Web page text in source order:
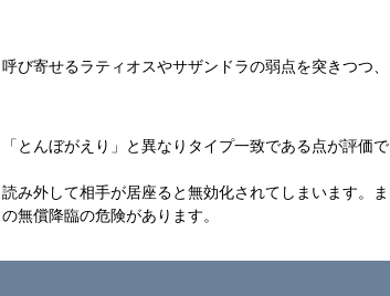
び寄せるラティオスやサザンドラの弱点を突きつつ、
とんぼがえり」と異なりタイプ一致である点が評価で
み外して相手が居座ると無効化されてしまいます。ま
無償降臨の危険があります。